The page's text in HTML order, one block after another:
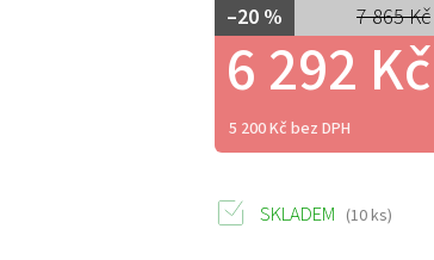
7 865 Kč
–20 %
6 292 Kč
5 200 Kč bez DPH
SKLADEM (10 ks)